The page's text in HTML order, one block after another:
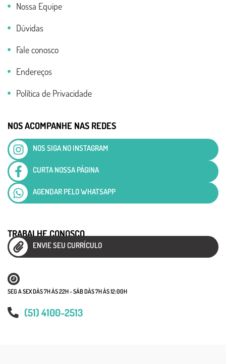
Nossa Equipe
Dúvidas
Fale conosco
Endereços
Política de Privacidade
NOS ACOMPANHE NAS REDES
NOS SIGA NO INSTAGRAM
CURTA NOSSA PÁGINA
AGENDAR PELO WHATSAPP
SEG A SEX DÀS 7H ÀS 22H - SÁB DÀS 7H ÀS 12:00H
(51) 4100-2513
TRABALHE CONOSCO
ENVIE SEU CURRÍCULO